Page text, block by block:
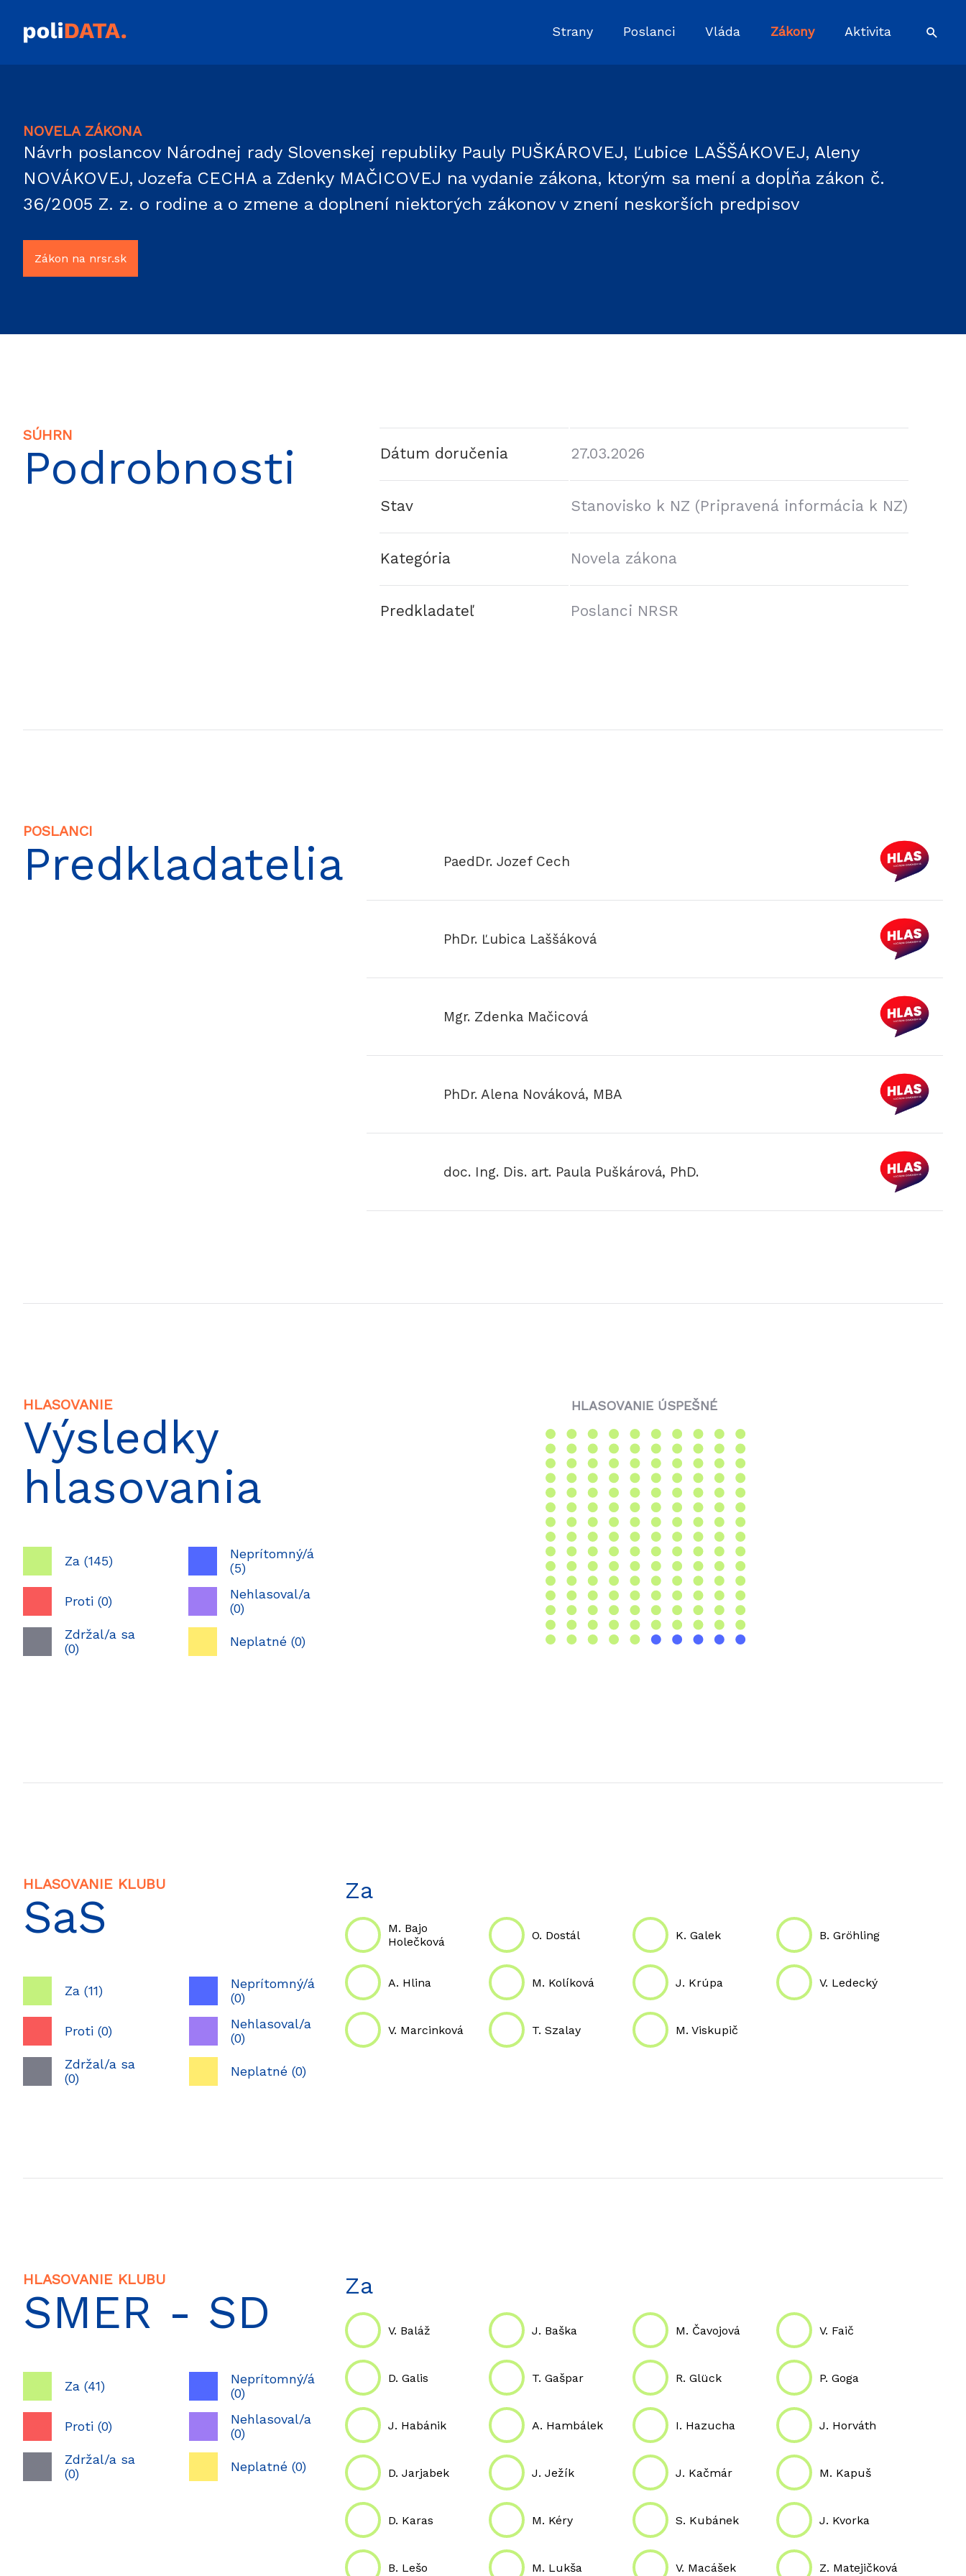
Strany Poslanci Vláda Zákony Aktivita
NOVELA ZÁKONA
Návrh poslancov Národnej rady Slovenskej republiky Pauly PUŠKÁROVEJ, Ľubice LAŠŠÁKOVEJ, Aleny
NOVÁKOVEJ, Jozefa CECHA a Zdenky MAČICOVEJ na vydanie zákona, ktorým sa mení a dopĺňa zákon č.
36/2005 Z. z. o rodine a o zmene a doplnení niektorých zákonov v znení neskorších predpisov
Zákon na nrsr.sk
SÚHRN
Podrobnosti Dátum doručenia 27.03.2026
Stav Stanovisko k NZ (Pripravená informácia k NZ)
Kategória Novela zákona
Predkladateľ Poslanci NRSR
POSLANCI
Predkladatelia PaedDr. Jozef Cech
PhDr. Ľubica Laššáková
Mgr. Zdenka Mačicová
PhDr. Alena Nováková, MBA
doc. Ing. Dis. art. Paula Puškárová, PhD.
HLASOVANIE
Výsledky
hlasovania
Za (145)
Proti (0)
Zdržal/a sa
(0)
Neprítomný/á
(5)
Nehlasoval/a
(0)
Neplatné (0)
HLASOVANIE ÚSPEŠNÉ
HLASOVANIE KLUBU
SaS
Za (11)
Proti (0)
Zdržal/a sa
(0)
Neprítomný/á
(0)
Nehlasoval/a
(0)
Neplatné (0)
Za
M. Bajo
Holečková
O. Dostál K. Galek B. Gröhling
A. Hlina M. Kolíková J. Krúpa V. Ledecký
V. Marcinková T. Szalay M. Viskupič
HLASOVANIE KLUBU
SMER - SD
Za (41)
Proti (0)
Zdržal/a sa
(0)
Neprítomný/á
(0)
Nehlasoval/a
(0)
Neplatné (0)
Za
V. Baláž J. Baška M. Čavojová V. Faič
D. Galis T. Gašpar R. Glück P. Goga
J. Habánik A. Hambálek I. Hazucha J. Horváth
D. Jarjabek J. Ježík J. Kačmár M. Kapuš
D. Karas M. Kéry S. Kubánek J. Kvorka
B. Lešo M. Lukša V. Macášek Z. Matejičková